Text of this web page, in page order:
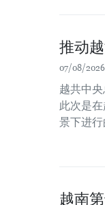
推动
07/08/2026
越共中
此次是
景下进行
越南